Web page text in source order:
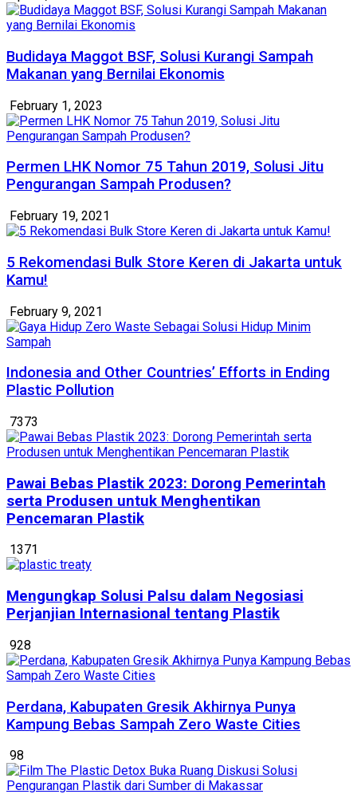
Budidaya Maggot BSF, Solusi Kurangi Sampah
Makanan yang Bernilai Ekonomis
February 1, 2023
Permen LHK Nomor 75 Tahun 2019, Solusi Jitu
Pengurangan Sampah Produsen?
February 19, 2021
5 Rekomendasi Bulk Store Keren di Jakarta untuk
Kamu!
February 9, 2021
Indonesia and Other Countries’ Efforts in Ending
Plastic Pollution
7373
Pawai Bebas Plastik 2023: Dorong Pemerintah
serta Produsen untuk Menghentikan
Pencemaran Plastik
1371
Mengungkap Solusi Palsu dalam Negosiasi
Perjanjian Internasional tentang Plastik
928
Perdana, Kabupaten Gresik Akhirnya Punya
Kampung Bebas Sampah Zero Waste Cities
98